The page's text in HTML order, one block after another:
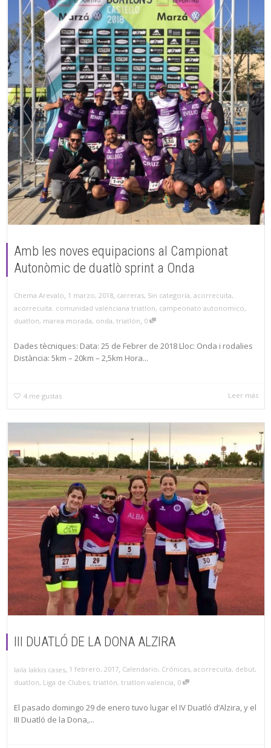
Amb les noves equipacions al Campionat
Autonòmic de duatlò sprint a Onda
Chema Arevalo, 1 marzo, 2018, carreras, Sin categoría, acorrecuita,
acorrecuita. comunidad valenciana triatlon, campeonato autonomico,
duatlon, marea morada, onda, triatlón, 0
Dades tècniques: Data: 25 de Febrer de 2018 Lloc: Onda i rodalies
Distància: 5km – 20km – 2,5km Hora...
4 me gustas Leer más
III DUATLÓ DE LA DONA ALZIRA
laila lakkis cases, 1 febrero, 2017, Calendario, Crónicas, acorrecuita, debut,
duatlon, Liga de Clubes, triatlón, triatlon valencia 0
El pasado domingo 29 de enero tuvo lugar el IV Duatló d’Alzira, y el
III Duatló de la Dona,...